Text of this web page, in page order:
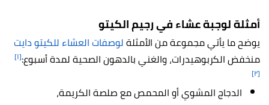
أمثلة لوجبة عشاء في رجيم الكيتو
يوضح ما يأتي مجموعة من الأمثلةلوصفات العشاء للكيتو دايت
منخفض الكربوهيدرات، والغني بالدهون الصحية لمدة أسبوع:[١]
[٢]
الدجاج المشوي أو المحمص مع صلصة الكريمة،